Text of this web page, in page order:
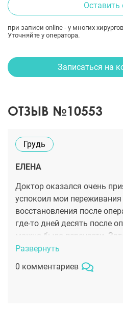
Оставить
при записи online - у многих
Уточняйте у оператора.
Записаться на
ОТЗЫВ №10553
Грудь
ЕЛЕНА
Доктор оказался очень
успокоил мои переживания
восстановления после
где-то дней десять после
можно было перенести.
шикарная троечка, как и
главное, все прошло без
ощущается абсолютно
Развернуть
0 комментариев